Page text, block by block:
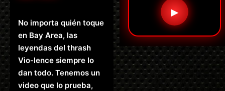
No importa quién toque
en Bay Area, las
leyendas del thrash
Vio-lence siempre lo
dan todo. Tenemos un
video que lo prueba,
▶